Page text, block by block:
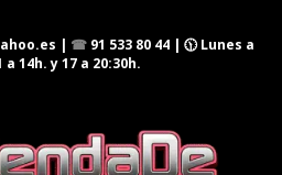
| ☎ 91 533 80 44| 🕦 Lunes a
14h. y 17 a 20:30h.